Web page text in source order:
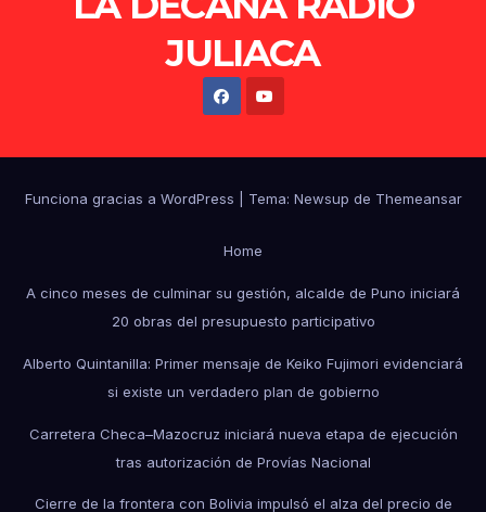
JULIACA
Funciona gracias a WordPress Tema: Newsup de Themeansar
Home
A cinco meses de culminar su gestión, alcalde de Puno iniciará
20 obras del presupuesto participativo
Alberto Quintanilla: Primer mensaje de Keiko Fujimori evidenciará
si existe un verdadero plan de gobierno
Carretera Checa–Mazocruz iniciará nueva etapa de ejecución
tras autorización de Provías Nacional
Cierre de la frontera con Bolivia impulsó el alza del precio de